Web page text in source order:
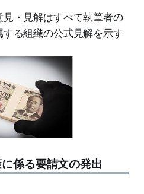
・見解はすべて執筆者の
る組織の公式見解を示す
係る要請文の発出